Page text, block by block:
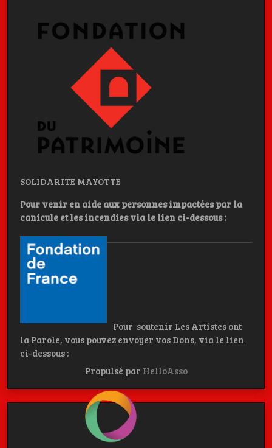
SOLIDARITE MAYOTTE
Pour venir en aide aux personnes impactées par la
canicule et les incendies via le lien ci-dessous :
Pour soutenir Les Artistes ont
la Parole, vous pouvez envoyer vos Dons, via le lien
ci-dessous :
Propulsé par HelloAsso